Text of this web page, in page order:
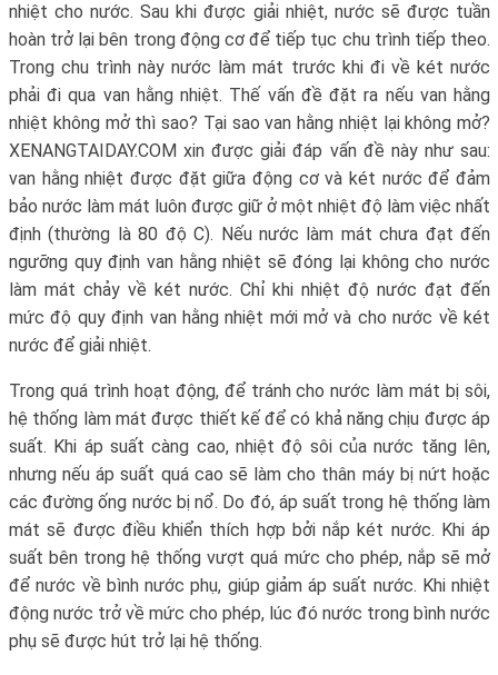
nhiệt cho nước. Sau khi được giải nhiệt, nước sẽ được tuần
hoàn trở lại bên trong động cơ để tiếp tục chu trình tiếp theo.
Trong chu trình này nước làm mát trước khi đi về két nước
phải đi qua van hằng nhiệt. Thế vấn đề đặt ra nếu van hằng
nhiệt không mở thì sao? Tại sao van hằng nhiệt lại không mở?
XENANGTAIDAY.COM xin được giải đáp vấn đề này như sau:
van hằng nhiệt được đặt giữa động cơ và két nước để đảm
bảo nước làm mát luôn được giữ ở một nhiệt độ làm việc nhất
định (thường là 80 độ C). Nếu nước làm mát chưa đạt đến
ngưỡng quy định van hằng nhiệt sẽ đóng lại không cho nước
làm mát chảy về két nước. Chỉ khi nhiệt độ nước đạt đến
mức độ quy định van hằng nhiệt mới mở và cho nước về két
nước để giải nhiệt.
Trong quá trình hoạt động, để tránh cho nước làm mát bị sôi,
hệ thống làm mát được thiết kế để có khả năng chịu được áp
suất. Khi áp suất càng cao, nhiệt độ sôi của nước tăng lên,
nhưng nếu áp suất quá cao sẽ làm cho thân máy bị nứt hoặc
các đường ống nước bị nổ. Do đó, áp suất trong hệ thống làm
mát sẽ được điều khiển thích hợp bởi nắp két nước. Khi áp
suất bên trong hệ thống vượt quá mức cho phép, nắp sẽ mở
để nước về bình nước phụ, giúp giảm áp suất nước. Khi nhiệt
động nước trở về mức cho phép, lúc đó nước trong bình nước
phụ sẽ được hút trở lại hệ thống.